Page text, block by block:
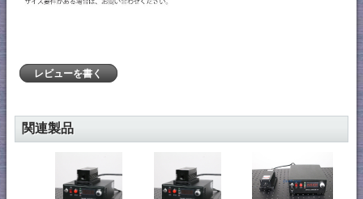
レビューを書く
関連製品